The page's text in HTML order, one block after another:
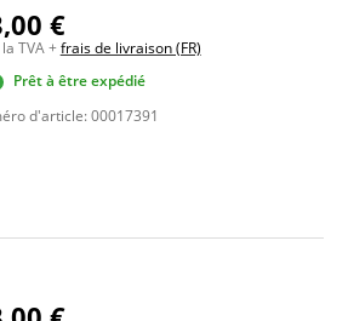
€
TVA +frais de livraison (FR)
Prêt à être expédié
d'article: 00017391